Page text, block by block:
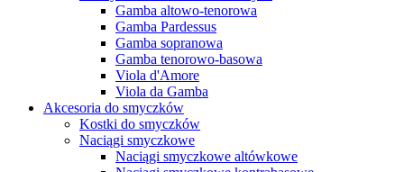
Gamba altowo-tenorowa
Gamba Pardessus
Gamba sopranowa
Gamba tenorowo-basowa
Viola d'Amore
Viola da Gamba
Akcesoria do smyczków
Kostki do smyczków
Naciągi smyczkowe
Naciągi smyczkowe altówkowe